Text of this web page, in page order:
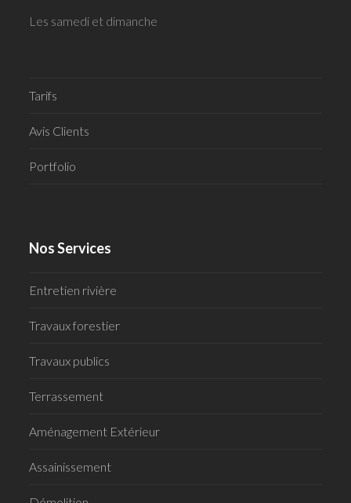
Les samedi et dimanche
Tarifs
Avis Clients
Portfolio
Nos Services
Entretien rivière
Travaux forestier
Travaux publics
Terrassement
Aménagement Extérieur
Assainissement